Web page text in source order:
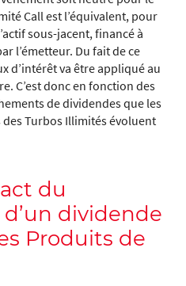
Call est l’équivalent, pour
sous-jacent, financé à
l’émetteur. Du fait de ce
d’intérêt va être appliqué au
C’est donc en fonction des
de dividendes que les
des Turbos Illimités évoluent
du
dividende
Produits de